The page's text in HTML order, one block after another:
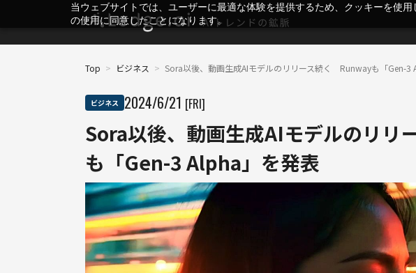
当ウェブサイトでは、ユーザーに最適な体験を提供するため、クッキーを使
の使用に同意したことになります。
Top > ビジネス > Sora以後、動画生成AIモデルのリリース続く Runwayも「Gen-3
ビジネス 2024/6/21 [FRI]
Sora以後、動画生成AIモデルのリ
も「Gen-3 Alpha」を発表